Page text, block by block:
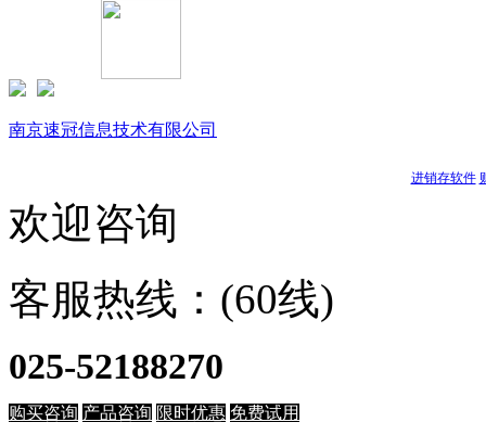
南京速冠信息技术有限公司
进销存软件
欢迎咨询
客服热线：(60线)
025-52188270
购买咨询 产品咨询 限时优惠 免费试用